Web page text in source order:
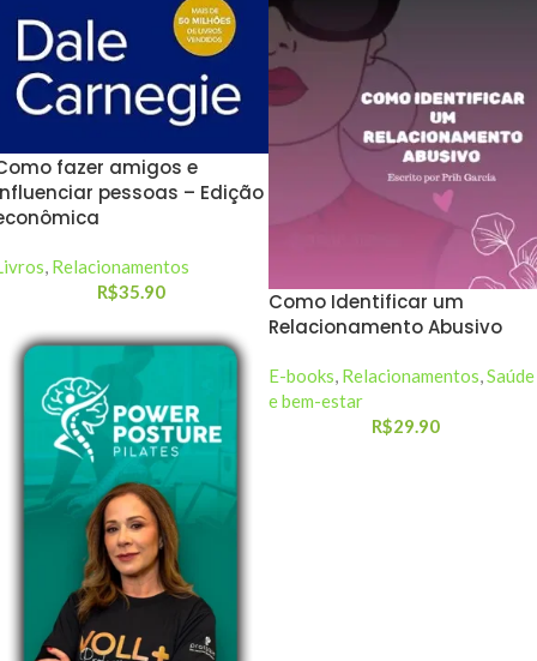
fazer amigos e
pessoas – Edição
Relacionamentos
R$35.90
Como Identificar um
Relacionamento Abusivo
E-books, Relacionamentos,Saúde
e bem-estar
R$29.90